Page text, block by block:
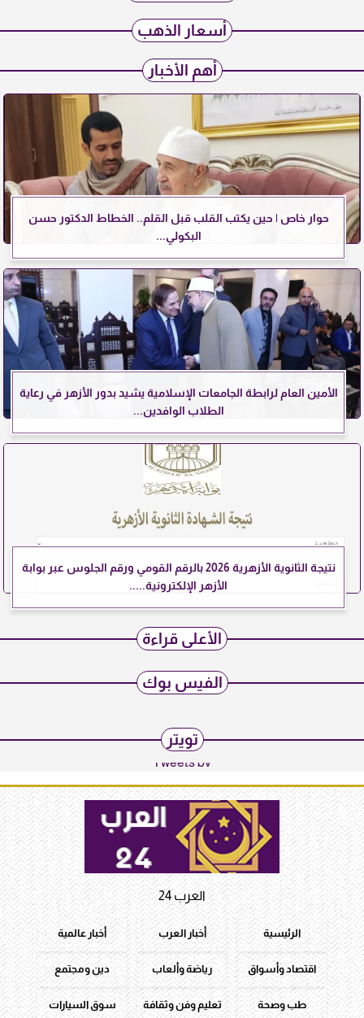
أسعار الذهب
أهم الأخبار
حوار خاص | حين يكتب القلب قبل القلم.. الخطاط الدكتور حسن
البكولي...
الأمين العام لرابطة الجامعات الإسلامية يشيد بدور الأزهر في رعاية
الطلاب الوافدين...
نتيجة الثانوية الأزهرية 2026 بالرقم القومي ورقم الجلوس عبر بوابة
الأزهر الإلكترونية.....
الأعلى قراءة
الفيس بوك
تويتر
Tweets by
العرب 24
الرئيسية أخبار العرب أخبار عالمية
اقتصاد وأسواق رياضة وألعاب دين ومجتمع
طب وصحة تعليم وفن وثقافة سوق السيارات